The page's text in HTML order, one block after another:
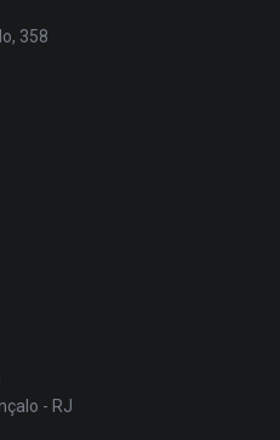
358
- RJ